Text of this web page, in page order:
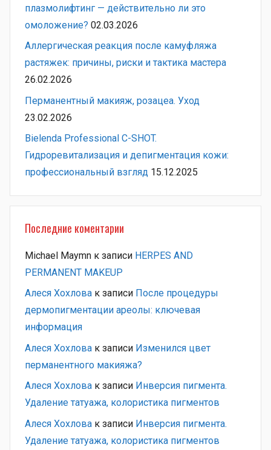
плазмолифтинг — действительно ли это
омоложение? 02.03.2026
Аллергическая реакция после камуфляжа
растяжек: причины, риски и тактика мастера
26.02.2026
Перманентный макияж, розацеа. Уход
23.02.2026
Bielenda Professional C-SHOT.
Гидроревитализация и депигментация кожи:
профессиональный взгляд 15.12.2025
Последние коментарии
Michael Maymn к записи HERPES AND
PERMANENT MAKEUP
Алеся Хохлова к записи После процедуры
дермопигментации ареолы: ключевая
информация
Алеся Хохлова к записи Изменился цвет
перманентного макияжа?
Алеся Хохлова к записи Инверсия пигмента.
Удаление татуажа, колористика пигментов
Алеся Хохлова к записи Инверсия пигмента.
Удаление татуажа, колористика пигментов